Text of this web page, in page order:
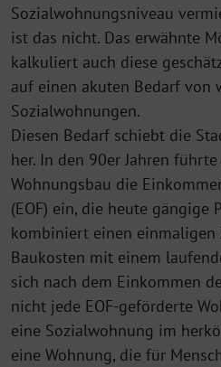
Sozialwohnungsniveau
ist das nicht. Das erwähnte
kalkuliert auch diese
auf einen akuten Bedarf von
Sozialwohnungen.
Diesen Bedarf schiebt die
her. In den 90er Jahren
Wohnungsbau die
(EOF) ein, die heute gängige
kombiniert einen einmaligen
Baukosten mit einem
sich nach dem Einkommen
nicht jede EOF-geförderte
eine Sozialwohnung im
eine Wohnung, die für